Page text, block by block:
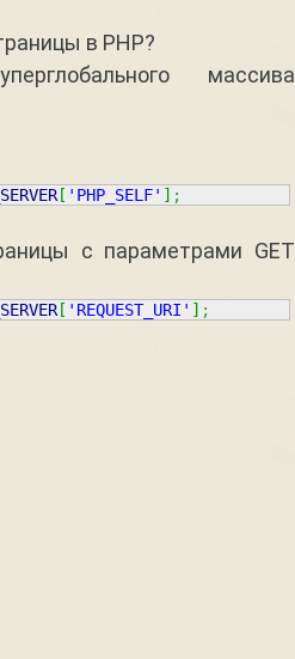
в PHP?
массива
[ 'PHP_SELF' ] ;
с параметрами GET
[ 'REQUEST_URI' ] ;